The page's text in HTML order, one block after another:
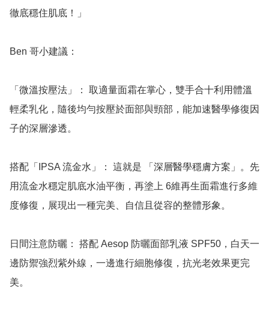
徹底穩住肌底！」
Ben 哥小建議：
「微溫按壓法」： 取適量面霜在掌心，雙手合十利用體溫
輕柔乳化，隨後均勻按壓於面部與頸部，能加速醫學修復因
子的深層滲透。
搭配「IPSA 流金水」： 這就是 「深層醫學穩膚方案」。先
用流金水穩定肌底水油平衡，再塗上 6維再生面霜進行多維
度修復，展現出一種完美、自信且從容的整體形象。
日間注意防曬： 搭配 Aesop 防曬面部乳液 SPF50，白天一
邊防禦強烈紫外線，一邊進行細胞修復，抗光老效果更完